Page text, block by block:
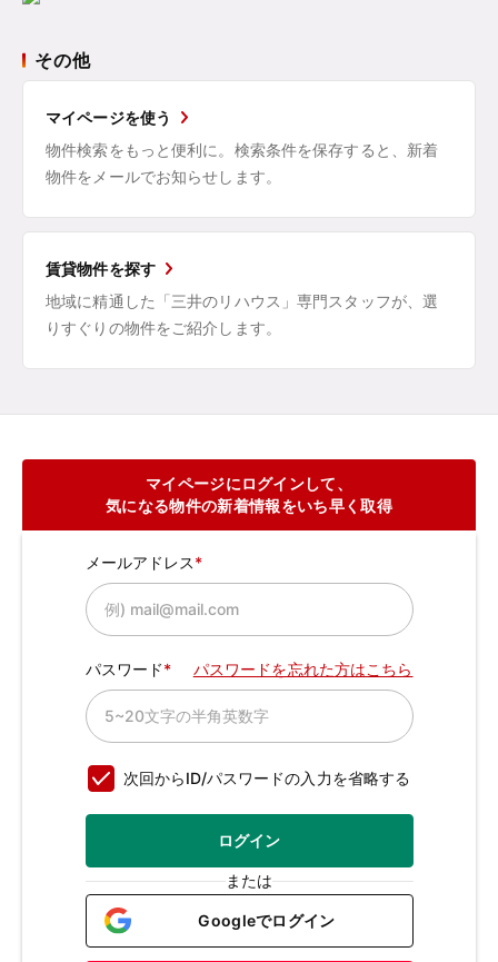
その他
マイページを使う
物件検索をもっと便利に。検索条件を保存すると、新着
物件をメールでお知らせします。
賃貸物件を探す
地域に精通した「三井のリハウス」専門スタッフが、選
りすぐりの物件をご紹介します。
マイページにログインして、
気になる物件の新着情報をいち早く取得
メールアドレス
パスワード パスワードを忘れた方はこちら
次回からID/パスワードの入力を省略する
ログイン
または
Googleでログイン